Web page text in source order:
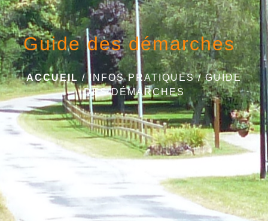
Guide des démarches
ACCUEIL /INFOS PRATIQUES/GUIDE
DES DÉMARCHES